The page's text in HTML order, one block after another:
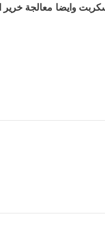
وايضا معالجة خرير